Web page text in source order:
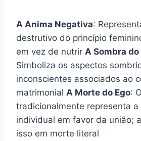
A Anima Negativa:
destrutivo do princípio
em vez de nutrir A Sombra
Simboliza os aspectos
inconscientes associados ao
matrimonial A Morte do Ego:
tradicionalmente representa a
individual em favor da união;
isso em morte literal